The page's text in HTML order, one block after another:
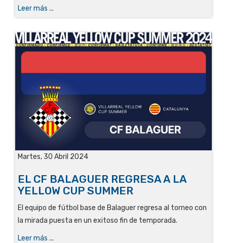
Leer más ...
Martes, 30 Abril 2024
EL CF BALAGUER REGRESA A LA
YELLOW CUP SUMMER
El equipo de fútbol base de Balaguer regresa al torneo con
la mirada puesta en un exitoso fin de temporada.
Leer más ...